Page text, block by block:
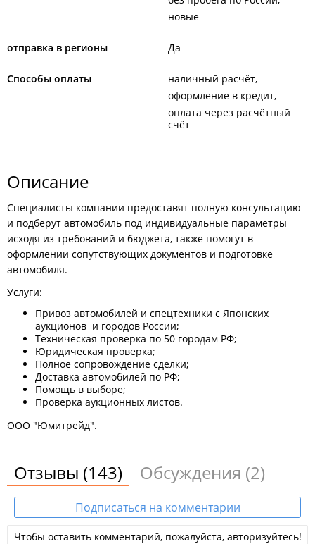
новые
отправка в регионы Да
Способы оплаты
наличный расчёт
оформление в кредит
оплата через расчётный
счёт
Описание
Специалисты компании предоставят полную консультацию
и подберут автомобиль под индивидуальные параметры
исходя из требований и бюджета, также помогут в
оформлении сопутствующих документов и подготовке
автомобиля.
Услуги:
Привоз автомобилей и спецтехники с Японских
аукционов и городов России;
Техническая проверка по 50 городам РФ;
Юридическая проверка;
Полное сопровождение сделки;
Доставка автомобилей по РФ;
Помощь в выборе;
Проверка аукционных листов.
ООО "Юмитрейд".
Отзывы (143) Обсуждения (2)
Подписаться на комментарии
Чтобы оставить комментарий, пожалуйста, авторизуйтесь!